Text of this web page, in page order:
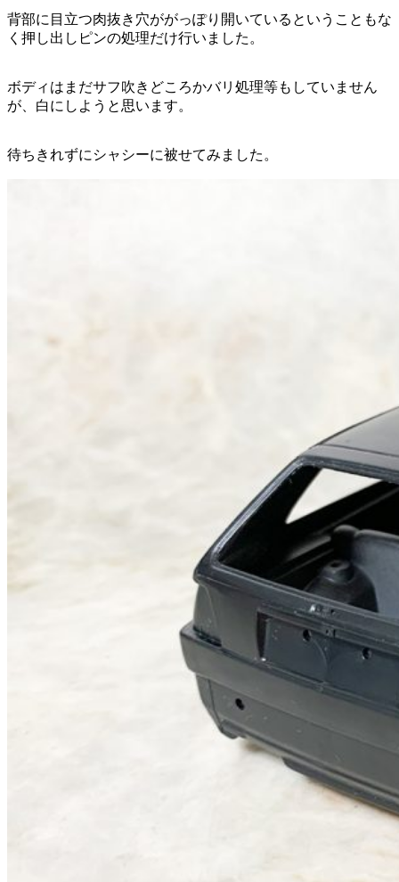
背部に目立つ肉抜き穴ががっぽり開いているということもな
く押し出しピンの処理だけ行いました。
ボディはまだサフ吹きどころかバリ処理等もしていません
が、白にしようと思います。
待ちきれずにシャシーに被せてみました。